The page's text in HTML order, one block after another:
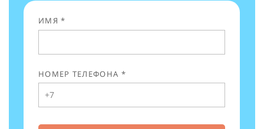
ИМЯ *
НОМЕР ТЕЛЕФОНА *